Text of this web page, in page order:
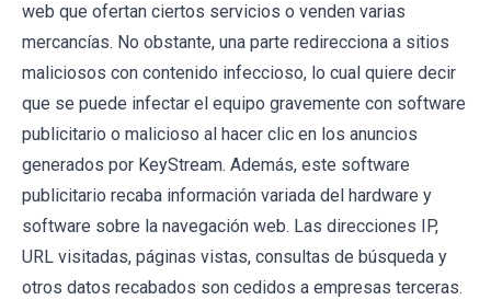
web que ofertan ciertos servicios o venden varias
mercancías. No obstante, una parte redirecciona a sitios
maliciosos con contenido infeccioso, lo cual quiere decir
que se puede infectar el equipo gravemente con software
publicitario o malicioso al hacer clic en los anuncios
generados por KeyStream. Además, este software
publicitario recaba información variada del hardware y
software sobre la navegación web. Las direcciones IP,
URL visitadas, páginas vistas, consultas de búsqueda y
otros datos recabados son cedidos a empresas terceras.